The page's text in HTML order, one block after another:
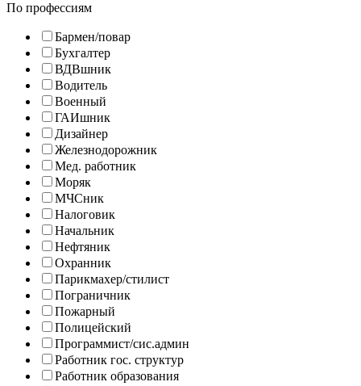
По профессиям
Бармен/повар
Бухгалтер
ВДВшник
Водитель
Военный
ГАИшник
Дизайнер
Железнодорожник
Мед. работник
Моряк
МЧСник
Налоговик
Начальник
Нефтяник
Охранник
Парикмахер/стилист
Пограничник
Пожарный
Полицейский
Программист/сис.админ
Работник гос. структур
Работник образования